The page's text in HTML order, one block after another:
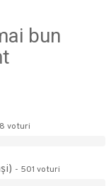
bun
voturi
- 501 voturi